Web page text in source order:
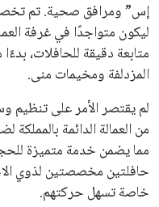
إس” ومرافق صحية. تم
ليكون متواجدًا في غرفة
متابعة دقيقة للحافلات،
المزدلفة ومخيمات منى.
لم يقتصر الأمر على تنظيم
من العمالة الدائمة
مما يضمن خدمة متميزة
حافلتين مخصصتين لذوي
خاصة تسهل حركتهم.